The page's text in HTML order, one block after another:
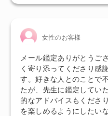
女性のお客様
メール鑑定ありがとうご
く寄り添ってくださり感
す。好きな人とのことで
たが、先生に鑑定してい
的なアドバイスもくださ
を楽しめるようにしたい